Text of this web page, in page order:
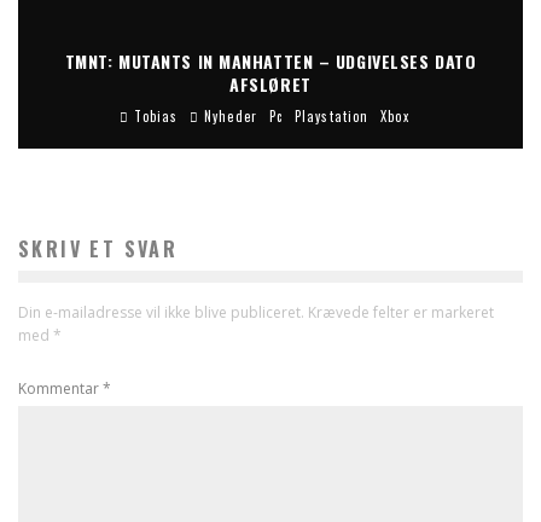
TMNT: MUTANTS IN MANHATTEN – UDGIVELSES DATO
AFSLØRET
Tobias Nyheder Pc Playstation Xbox
SKRIV ET SVAR
Din e-mailadresse vil ikke blive publiceret. Krævede felter er markeret
med *
Kommentar*